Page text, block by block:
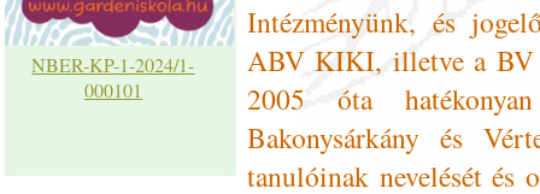
NBER-KP-1-2024/1-
000101
Intézményünk, és
ABV KIKI, illetve a
2005 óta
Bakonysárkány és
tanulóinak nevelését és